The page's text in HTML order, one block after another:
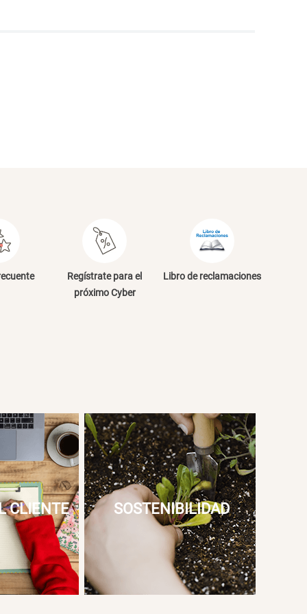
Regístrate para el
próximo Cyber
Libro de reclamaciones
CLIENTE SOSTENIBILIDAD